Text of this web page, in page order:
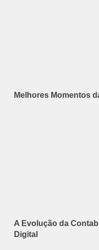
Melhores Momentos
A Evolução da
Digital